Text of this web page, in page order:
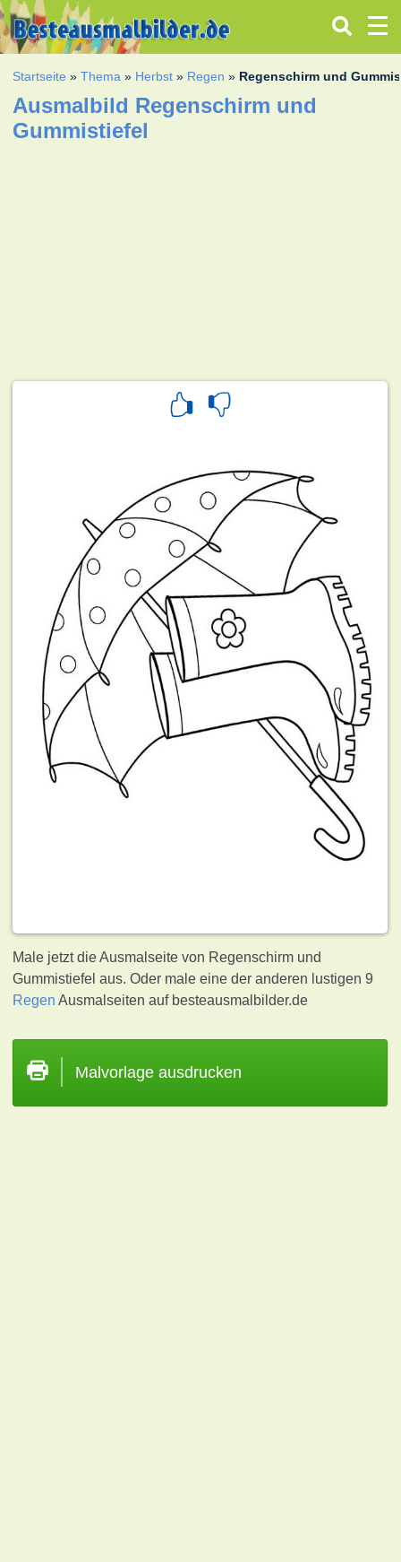
Startseite »Thema » Herbst » Regen » Regenschirm und
Ausmalbild Regenschirm und
Gummistiefel
Male jetzt die Ausmalseite von Regenschirm und
Gummistiefel aus. Oder male eine der anderen lustigen 9
Regen Ausmalseiten auf besteausmalbilder.de
Malvorlage ausdrucken